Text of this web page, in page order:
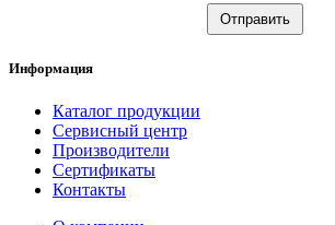
Информация
Каталог продукции
Сервисный центр
Производители
Сертификаты
Контакты